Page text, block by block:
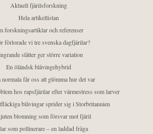
Aktuell fjärilsforskning
Hela artikellistan
forskningsartiklar och referenser
förlorade vi tre svenska dagfjärilar?
slåtter ger större variation
En öländsk blåvingehybrid
normala får oss att glömma hur det var
hos rapsfjärilar efter värmestress som larver
blåvingar sprider sig i Storbritannien
blomning som försvar mot fjäril
som pollinerare – en laddad fråga